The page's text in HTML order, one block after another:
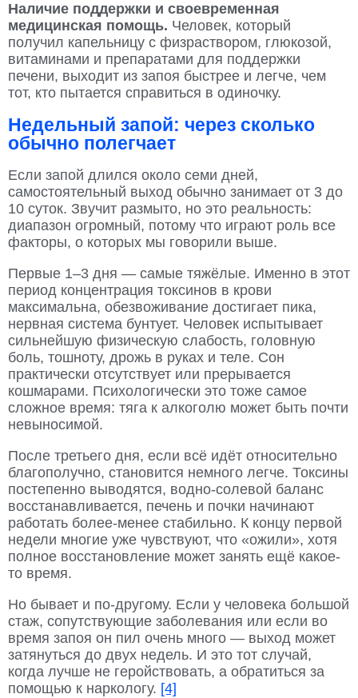
Наличие поддержки и своевременная
медицинская помощь. Человек, который
получил капельницу с физраствором, глюкозой,
витаминами и препаратами для поддержки
печени, выходит из запоя быстрее и легче, чем
тот, кто пытается справиться в одиночку.
Недельный запой: через сколько
обычно полегчает
Если запой длился около семи дней,
самостоятельный выход обычно занимает от 3 до
10 суток. Звучит размыто, но это реальность:
диапазон огромный, потому что играют роль все
факторы, о которых мы говорили выше.
Первые 1–3 дня — самые тяжёлые. Именно в этот
период концентрация токсинов в крови
максимальна, обезвоживание достигает пика,
нервная система бунтует. Человек испытывает
сильнейшую физическую слабость, головную
боль, тошноту, дрожь в руках и теле. Сон
практически отсутствует или прерывается
кошмарами. Психологически это тоже самое
сложное время: тяга к алкоголю может быть почти
невыносимой.
После третьего дня, если всё идёт относительно
благополучно, становится немного легче. Токсины
постепенно выводятся, водно-солевой баланс
восстанавливается, печень и почки начинают
работать более-менее стабильно. К концу первой
недели многие уже чувствуют, что «ожили», хотя
полное восстановление может занять ещё какое-
то время.
Но бывает и по-другому. Если у человека большой
стаж, сопутствующие заболевания или если во
время запоя он пил очень много — выход может
затянуться до двух недель. И это тот случай,
когда лучше не геройствовать, а обратиться за
помощью к наркологу. [4]